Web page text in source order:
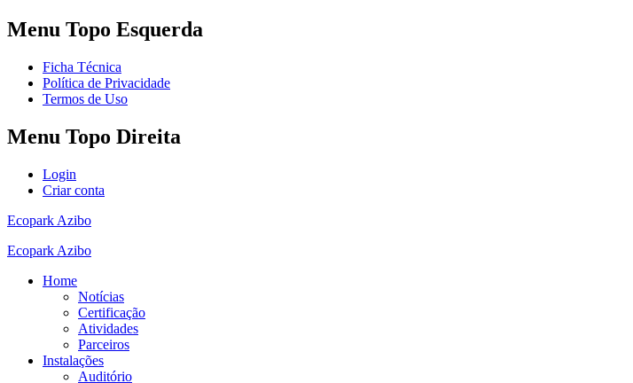
Menu Topo Esquerda
Ficha Técnica
Política de Privacidade
Termos de Uso
Menu Topo Direita
Login
Criar conta
Ecopark Azibo
Ecopark Azibo
Home
Notícias
Certificação
Atividades
Parceiros
Instalações
Auditório